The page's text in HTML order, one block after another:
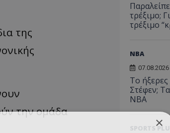
της
την ομάδα
τρέξιμο;
τρέξιμο
NBA
Το ήξερες
Στέφεν;
NBA
SPORTS PLUS
×